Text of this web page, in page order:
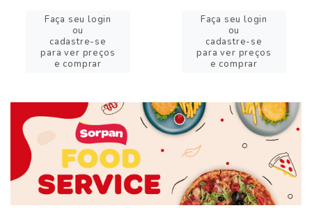
Faça seu login
ou
cadastre-se
para ver preços
e comprar
Faça seu login
ou
cadastre-se
para ver preços
e comprar